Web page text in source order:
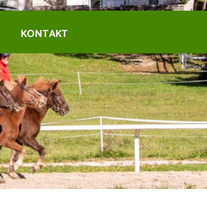
KONTAKT